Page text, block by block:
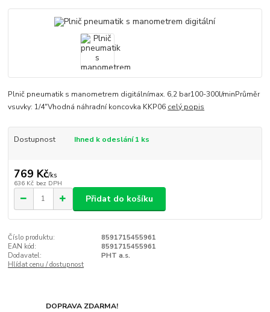
Plnič pneumatik s manometrem digitálnímax. 6,2 bar100-300l/minPrůměr
vsuvky: 1/4"Vhodná náhradní koncovka KKP06 celý popis
Dostupnost Ihned k odeslání 1 ks
769 Kč/ks
636 Kč bez DPH
Přidat do košíku
Číslo produktu:
8591715455961
EAN kód:
8591715455961
Dodavatel:
PHT a.s.
Hlídat cenu / dostupnost
DOPRAVA ZDARMA!